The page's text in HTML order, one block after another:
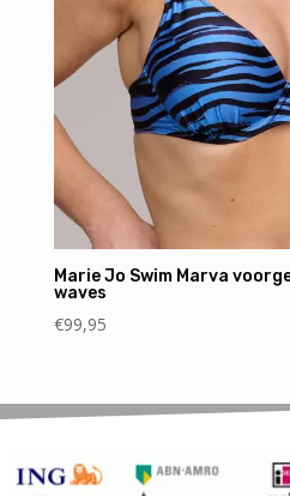
Marie Jo Swim Marva
waves
€99,95